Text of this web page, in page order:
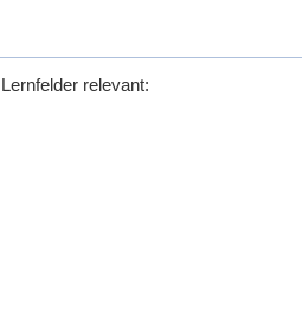
relevant: